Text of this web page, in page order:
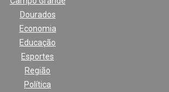
Dourados
Economia
Educação
Esportes
Região
Política